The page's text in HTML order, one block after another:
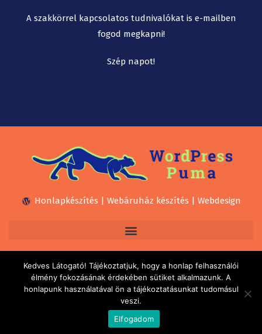
A szakkörrel kapcsolatos tudnivalókat is e-mailben
fogod megkapni!
Szép napot!
Honlapkészítés | Webáruház készítés | Webdesign
© 2021 | Ujházi Dávid e.v. | Minden jog fenntartva!
Kedves Látogató! Tájékoztatjuk, hogy a honlap felhasználói
élmény fokozásának érdekében sütiket alkalmazunk. A
honlapunk használatával ön a tájékoztatásunkat tudomásul
veszi.
Elfogadom